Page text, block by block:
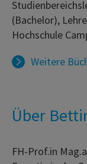
(Bachelor),
Hochschule
Weitere
Über
FH-Prof.in